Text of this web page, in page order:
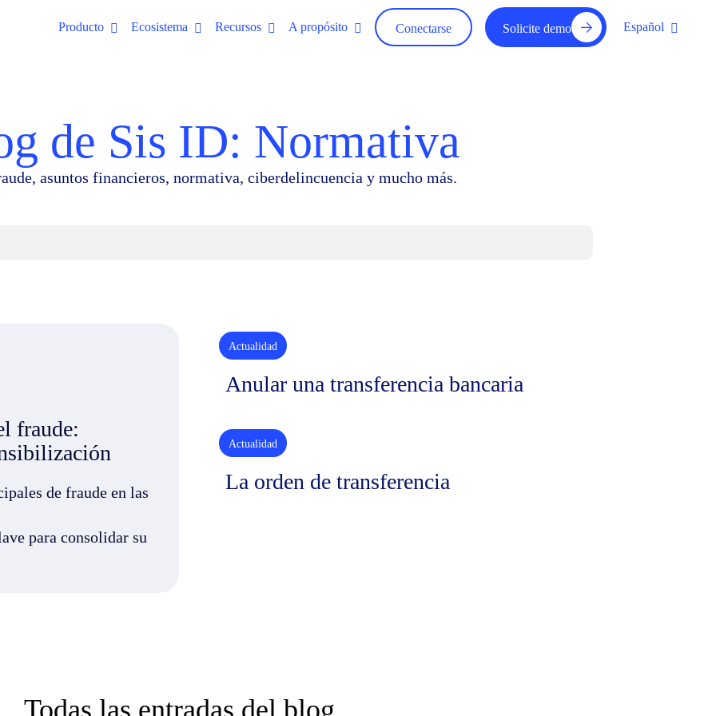
Producto Ecosistema Recursos A propósito Conectarse Solicite demo Español
de Sis ID: Normativa
asuntos financieros, normativa, ciberdelincuencia y mucho más.
fraude:
de fraude en las
para consolidar su
Actualidad
Anular una transferencia bancaria
Actualidad
La orden de transferencia
Todas las entradas del blog